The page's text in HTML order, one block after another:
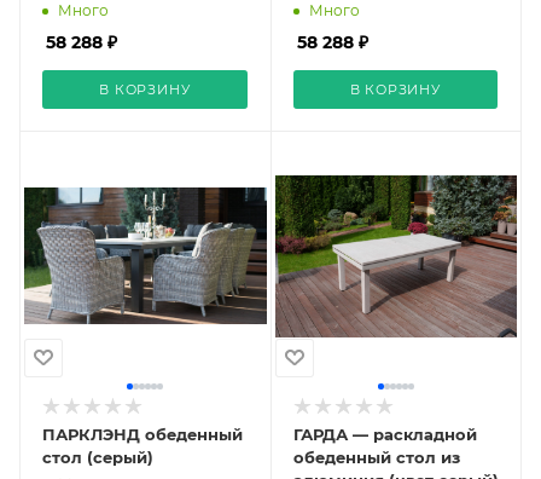
Много
58 288 ₽
В КОРЗИНУ
Много
58 288 ₽
В КОРЗИНУ
ПАРКЛЭНД обеденный
стол (серый)
ГАРДА — раскладной
обеденный стол из